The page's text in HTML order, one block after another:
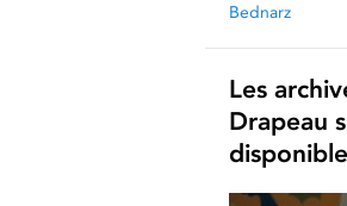
Bednarz
Les
Drapeau